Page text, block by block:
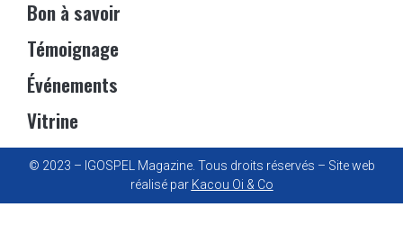
Bon à savoir
Témoignage
Événements
Vitrine
© 2023 – IGOSPEL Magazine. Tous droits réservés – Site web
réalisé par Kacou Oi & Co